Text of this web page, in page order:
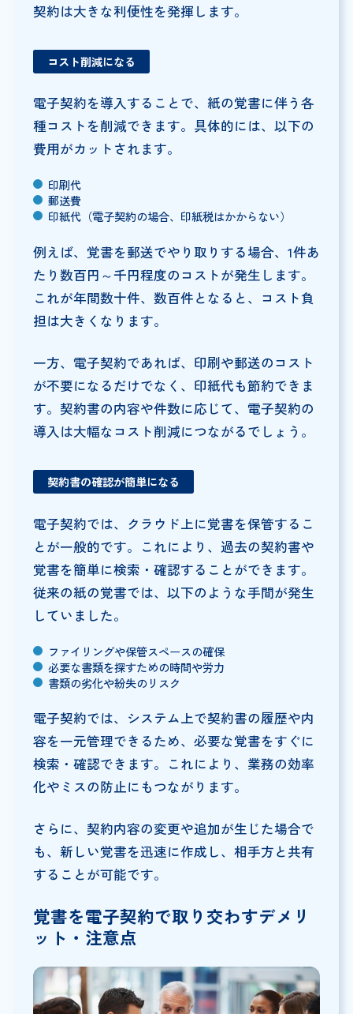
契約は大きな利便性を発揮します。
コスト削減になる
電子契約を導入することで、紙の覚書に伴う各
種コストを削減できます。具体的には、以下の
費用がカットされます。
印刷代
郵送費
印紙代（電子契約の場合、印紙税はかからない）
例えば、覚書を郵送でやり取りする場合、1件あ
たり数百円～千円程度のコストが発生します。
これが年間数十件、数百件となると、コスト負
担は大きくなります。
一方、電子契約であれば、印刷や郵送のコスト
が不要になるだけでなく、印紙代も節約できま
す。契約書の内容や件数に応じて、電子契約の
導入は大幅なコスト削減につながるでしょう。
契約書の確認が簡単になる
電子契約では、クラウド上に覚書を保管するこ
とが一般的です。これにより、過去の契約書や
覚書を簡単に検索・確認することができます。
従来の紙の覚書では、以下のような手間が発生
していました。
ファイリングや保管スペースの確保
必要な書類を探すための時間や労力
書類の劣化や紛失のリスク
電子契約では、システム上で契約書の履歴や内
容を一元管理できるため、必要な覚書をすぐに
検索・確認できます。これにより、業務の効率
化やミスの防止にもつながります。
さらに、契約内容の変更や追加が生じた場合で
も、新しい覚書を迅速に作成し、相手方と共有
することが可能です。
覚書を電子契約で取り交わすデメリ
ット・注意点